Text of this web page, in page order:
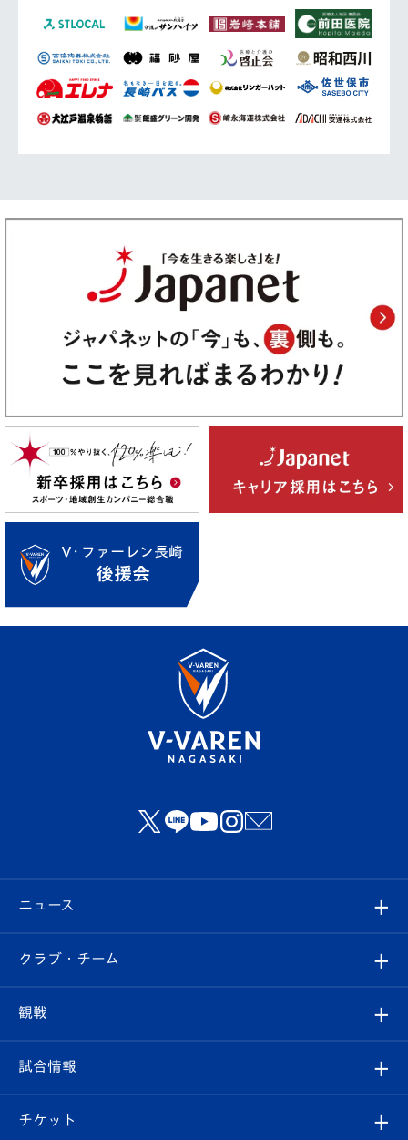
ニュース
すべて
クラブ
試合情報
クラブ・チーム
クラブ概要
観戦
観戦ルール
試合情報
試合日程/結果
チケット